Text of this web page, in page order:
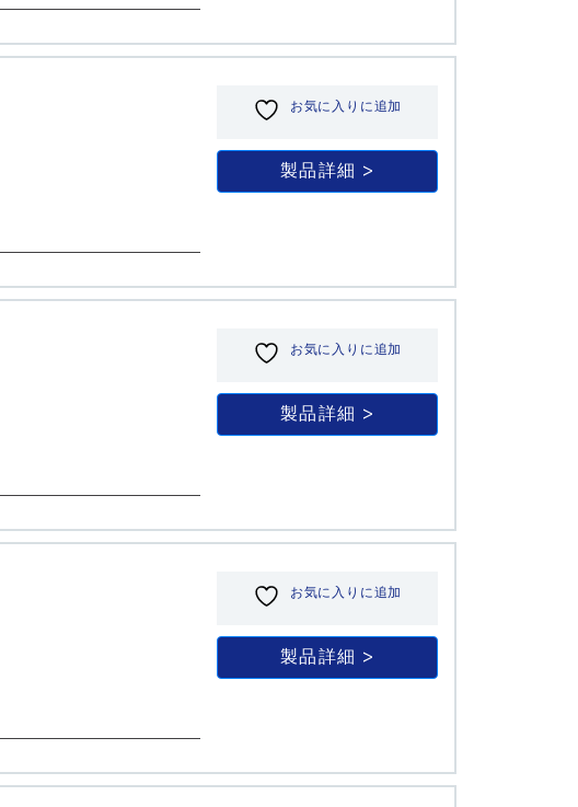
お気に入りに追加
製品詳細
お気に入りに追加
製品詳細
お気に入りに追加
製品詳細